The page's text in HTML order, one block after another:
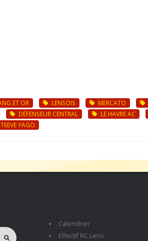
ET OR LENSOIS MERCATO
DÉFENSEUR CENTRAL LE HAVRE AC
YAGO
Calendrier
Effectif RC Lens